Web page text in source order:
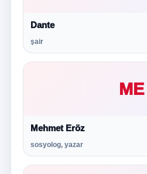
Dante
şair
ME
Mehmet Eröz
sosyolog, yazar